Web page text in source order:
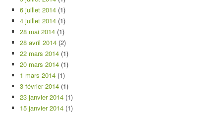
6 juillet 2014 (1)
4 juillet 2014 (1)
28 mai 2014 (1)
28 avril 2014 (2)
22 mars 2014 (1)
20 mars 2014 (1)
1 mars 2014 (1)
3 février 2014 (1)
23 janvier 2014 (1)
15 janvier 2014 (1)